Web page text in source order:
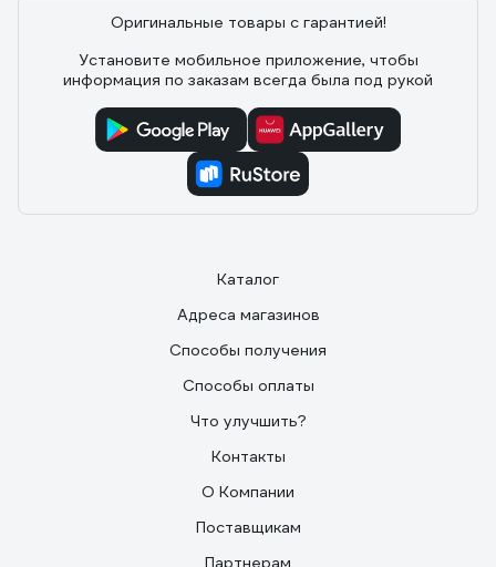
Оригинальные товары с гарантией!
Установите мобильное приложение, чтобы
информация по заказам всегда была под рукой
Каталог
Адреса магазинов
Способы получения
Способы оплаты
Что улучшить?
Контакты
О Компании
Поставщикам
Партнерам